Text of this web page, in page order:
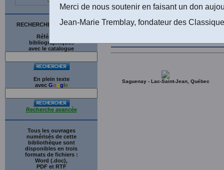
RECHERCHE SUR LE SITE
Références
bibliographiques
avec le catalogue
En plein texte
avec Google
Recherche avancée
Tous les ouvrages
numérisés de cette
bibliothèque sont
disponibles en trois
formats de fichiers :
Word (.doc),
PDF et RTF
Alain plus jeune
Saguenay - Lac-Saint-Jean, Québec
Merci de nous soutenir en faisant un don
Jean-Marie Tremblay, fondateur des